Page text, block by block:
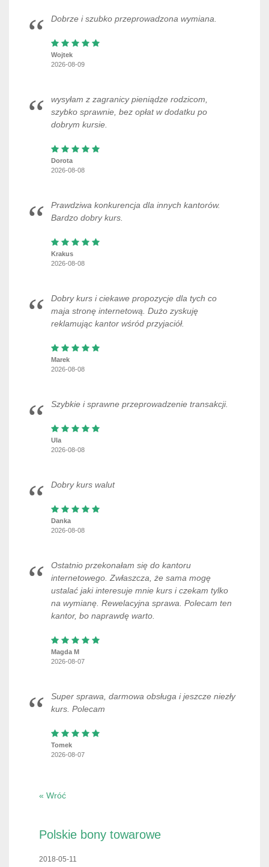
Dobrze i szubko przeprowadzona wymiana.
Wojtek
2026-08-09
wysyłam z zagranicy pieniądze rodzicom,
szybko sprawnie, bez opłat w dodatku po
dobrym kursie.
Dorota
2026-08-08
Prawdziwa konkurencja dla innych kantorów.
Bardzo dobry kurs.
Krakus
2026-08-08
Dobry kurs i ciekawe propozycje dla tych co
maja stronę internetową. Dużo zyskuję
reklamując kantor wśród przyjaciół.
Marek
2026-08-08
Szybkie i sprawne przeprowadzenie transakcji.
Ula
2026-08-08
Dobry kurs walut
Danka
2026-08-08
Ostatnio przekonałam się do kantoru
internetowego. Zwłaszcza, że sama mogę
ustalać jaki interesuje mnie kurs i czekam tylko
na wymianę. Rewelacyjna sprawa. Polecam ten
kantor, bo naprawdę warto.
Magda M
2026-08-07
Super sprawa, darmowa obsługa i jeszcze niezły
kurs. Polecam
Tomek
2026-08-07
« Wróć
Polskie bony towarowe
2018-05-11